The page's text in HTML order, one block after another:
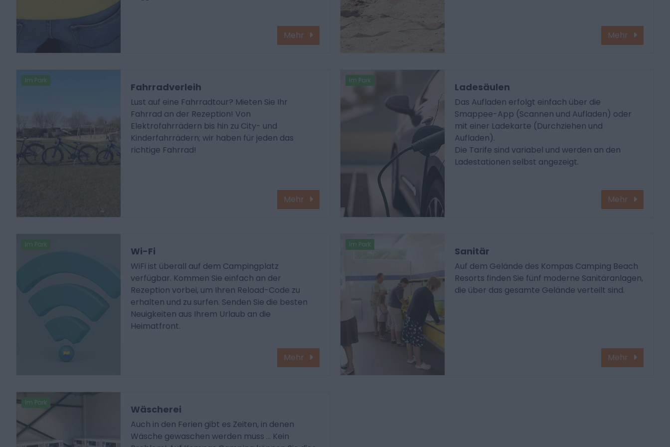
Mehr Mehr
Im Park
Fahrradverleih
Lust auf eine Fahrradtour? Mieten Sie Ihr
Fahrrad an der Rezeption! Von
Elektrofahrrädern bis hin zu City- und
Kinderfahrrädern; wir haben für jeden das
richtige Fahrrad!
Mehr
Im Park
Ladesäulen
Das Aufladen erfolgt einfach über die
Smappee-App (Scannen und Aufladen) oder
mit einer Ladekarte (Durchziehen und
Aufladen).
Die Tarife sind variabel und werden an den
Ladestationen selbst angezeigt.
Mehr
Im Park
Wi-Fi
WiFi ist überall auf dem Campingplatz
verfügbar. Kommen Sie einfach an der
Rezeption vorbei, um Ihren Reload-Code zu
erhalten und zu surfen. Senden Sie die besten
Neuigkeiten aus Ihrem Urlaub an die
Heimatfront.
Mehr
Im Park
Sanitär
Auf dem Gelände des Kompas Camping Beach
Resorts finden Sie fünf moderne Sanitäranlagen,
die über das gesamte Gelände verteilt sind.
Mehr
Im Park
Wäscherei
Auch in den Ferien gibt es Zeiten, in denen
Wäsche gewaschen werden muss ... Kein